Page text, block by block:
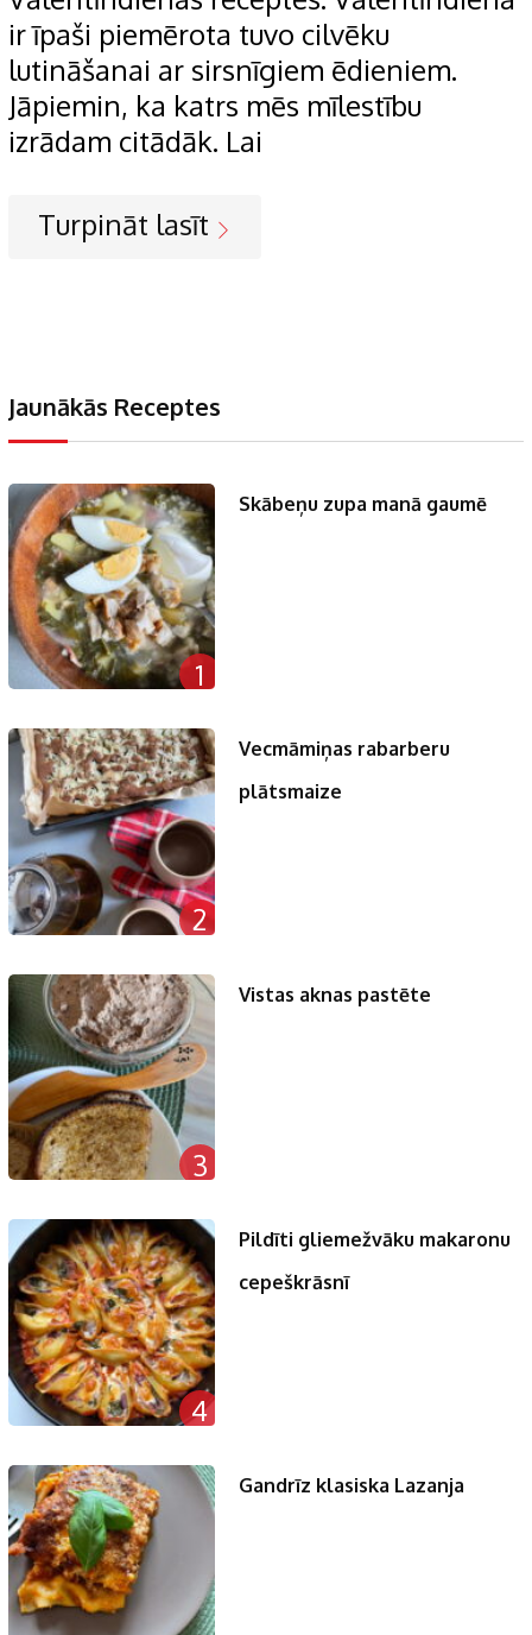
ir īpaši piemērota tuvo cilvēku
lutināšanai ar sirsnīgiem ēdieniem.
Jāpiemin, ka katrs mēs mīlestību
izrādam citādāk. Lai
Turpināt lasīt
Jaunākās Receptes
1
Skābeņu zupa manā gaumē
2
Vecmāmiņas rabarberu
plātsmaize
3
Vistas aknas pastēte
4
Pildīti gliemežvāku makaronu
cepeškrāsnī
Gandrīz klasiska Lazanja